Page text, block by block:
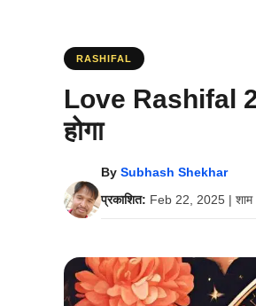
RASHIFAL
Love Rashifal
होगा
By Subhash Shekhar
प्रकाशित: Feb 22, 2025 | शाम